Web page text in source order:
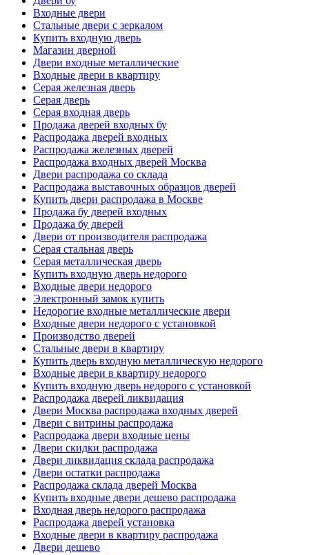
Входные двери
Стальные двери с зеркалом
Купить входную дверь
Магазин дверной
Двери входные металлические
Входные двери в квартиру
Серая железная дверь
Серая дверь
Серая входная дверь
Продажа дверей входных бу
Распродажа дверей входных
Распродажа железных дверей
Распродажа входных дверей Москва
Двери распродажа со склада
Распродажа выставочных образцов дверей
Купить двери распродажа в Москве
Продажа бу дверей входных
Продажа бу дверей
Двери от производителя распродажа
Серая стальная дверь
Серая металлическая дверь
Купить входную дверь недорого
Входные двери недорого
Электронный замок купить
Недорогие входные металлические двери
Входные двери недорого с установкой
Производство дверей
Стальные двери в квартиру
Купить дверь входную металлическую недорого
Входные двери в квартиру недорого
Купить входную дверь недорого с установкой
Распродажа дверей ликвидация
Двери Москва распродажа входных дверей
Двери с витрины распродажа
Распродажа двери входные цены
Двери скидки распродажа
Двери ликвидация склада распродажа
Двери остатки распродажа
Распродажа склада дверей Москва
Купить входные двери дешево распродажа
Входная дверь недорого распродажа
Распродажа дверей установка
Входные двери в квартиру распродажа
Двери дешево